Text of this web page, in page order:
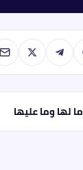
ما لها وما عليها